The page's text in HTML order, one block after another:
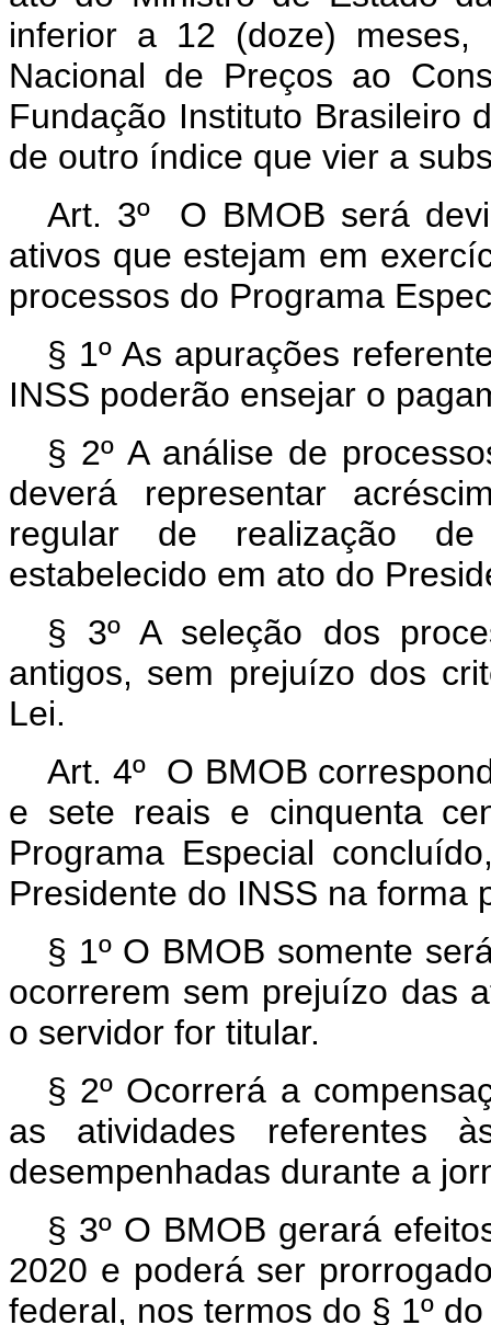
inferior a 12 (doze)
Nacional de Preços ao
Fundação Instituto Brasileiro
de outro índice que vier a
Art. 3º O BMOB será
ativos que estejam em
processos do Programa
§ 1º As apurações
INSS poderão ensejar o
§ 2º A análise de
deverá representar
regular de realização
estabelecido em ato do
§ 3º A seleção dos
antigos, sem prejuízo dos
Lei.
Art. 4º O BMOB
e sete reais e cinquenta
Programa Especial
Presidente do INSS na forma
§ 1º O BMOB somente
ocorrerem sem prejuízo das
o servidor for titular.
§ 2º Ocorrerá a
as atividades referentes
desempenhadas durante a
§ 3º O BMOB gerará
2020 e poderá ser
federal, nos termos do § 1º